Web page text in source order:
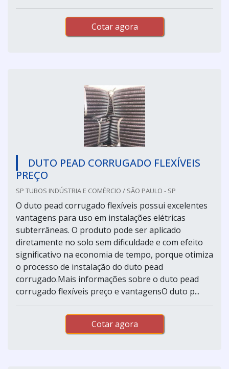
Cotar agora
DUTO PEAD CORRUGADO FLEXÍVEIS
PREÇO
SP TUBOS INDÚSTRIA E COMÉRCIO / SÃO PAULO - SP
O duto pead corrugado flexíveis possui excelentes
vantagens para uso em instalações elétricas
subterrâneas. O produto pode ser aplicado
diretamente no solo sem dificuldade e com efeito
significativo na economia de tempo, porque otimiza
o processo de instalação do duto pead
corrugado.Mais informações sobre o duto pead
corrugado flexíveis preço e vantagensO duto p...
Cotar agora